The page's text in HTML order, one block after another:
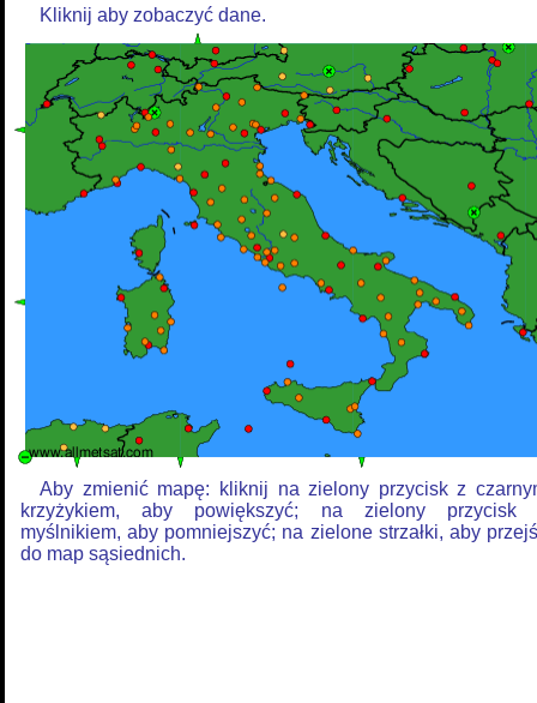
Kliknij aby zobaczyć dane.
Aby zmienić mapę: kliknij na zielony przycisk z
krzyżykiem, aby powiększyć; na zielony przycisk
myślnikiem, aby pomniejszyć; na zielone strzałki, aby
do map sąsiednich.